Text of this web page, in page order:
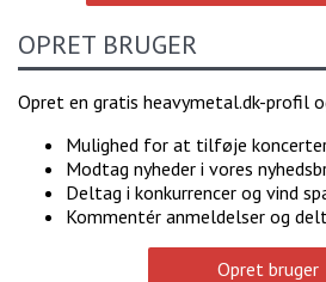
OPRET BRUGER
Opret en gratis heavymetal.dk-profil
Mulighed for at tilføje
Modtag nyheder i vores
Deltag i konkurrencer og vind
Kommentér anmeldelser og
Opret bruger